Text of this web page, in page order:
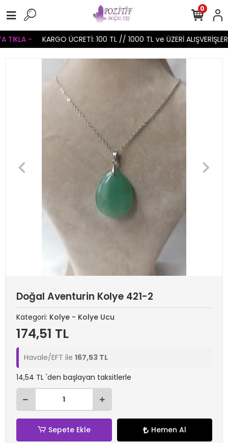
TIKLA - KARGO ÜCRETİ: 100 TL // 1000 TL ve ÜZERİ
0
Doğal Aventurin Kolye 421-2
Kategori: Kolye - Kolye Ucu
174,51 TL
Havale/EFT ile 167,53 TL
14,54 TL 'den başlayan taksitlerle
Sepete Ekle Hemen Al